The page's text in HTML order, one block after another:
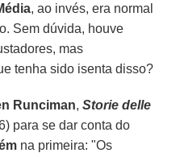
, ao invés, era normal
Sem dúvida, houve
mas
tenha sido isenta disso?
Runciman,Storie delle
para se dar conta do
na primeira: "Os